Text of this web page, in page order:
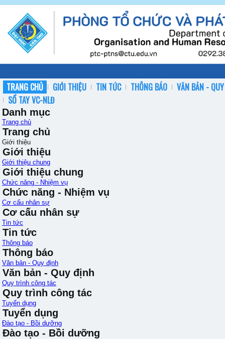
TRANG CHỦ GIỚI THIỆU TIN TỨC THÔNG BÁO
VĂN BẢN -
SỔ TAY VC-NLĐ
Danh mục
Trang chủ
Trang chủ
Giới thiệu
Giới thiệu
Giới thiệu chung
Giới thiệu chung
Chức năng - Nhiệm vụ
Chức năng - Nhiệm vụ
Cơ cấu nhân sự
Cơ cấu nhân sự
Tin tức
Tin tức
Thông báo
Thông báo
Văn bản - Quy định
Văn bản - Quy định
Quy trình công tác
Quy trình công tác
Tuyển dụng
Tuyển dụng
Đào tạo - Bồi dưỡng
Đào tạo - Bồi dưỡng